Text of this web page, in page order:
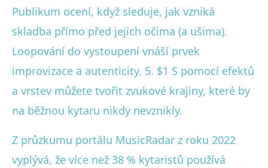
Publikum ocení, když sleduje, jak vzniká
skladba přímo před jejich očima (a ušima).
Loopování do vystoupení vnáší prvek
improvizace a autenticity. 5. $1 S pomocí efektů
a vrstev můžete tvořit zvukové krajiny, které by
na běžnou kytaru nikdy nevznikly.
Z průzkumu portálu MusicRadar z roku 2022
vyplývá, že více než 38 % kytaristů používá